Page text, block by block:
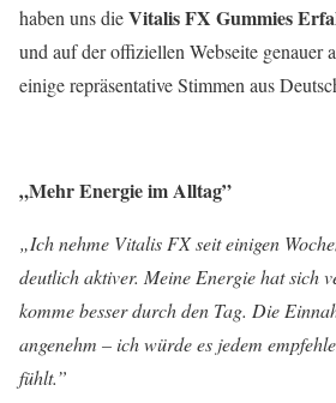
haben uns dieVitalis FX Gummies
und auf der offiziellen Webseite genauer
einige repräsentative Stimmen aus
„Mehr Energie im Alltag”
„Ich nehme Vitalis FX seit einigen
deutlich aktiver. Meine Energie hat sich
komme besser durch den Tag. Die
angenehm – ich würde es jedem
fühlt.”